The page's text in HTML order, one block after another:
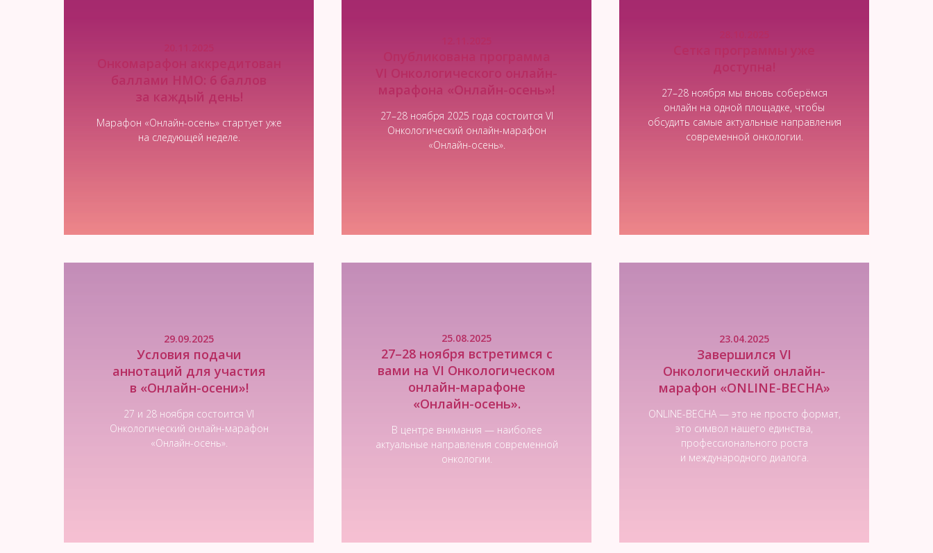
баллами НМО: 6 баллов
за каждый день!
Марафон «Онлайн-осень» стартует уже
на следующей неделе.
Читать новость
марафона «Онлайн-осень»!
27–28 ноября 2025 года состоится VI
Онкологический онлайн-марафон
«Онлайн-осень».
Читать новость
27–28 ноября мы вновь соберёмся
онлайн на одной площадке, чтобы
обсудить самые актуальные направления
современной онкологии.
29.09.2025
Условия подачи
аннотаций для участия
в «Онлайн-осени»!
27 и 28 ноября состоится VI
Онкологический онлайн-марафон
«Онлайн-осень».
25.08.2025
27–28 ноября встретимся с
вами на VI Онкологическом
онлайн-марафоне
«Онлайн-осень».
В центре внимания — наиболее
актуальные направления современной
онкологии.
Читать новость
23.04.2025
Завершился VI
Онкологический онлайн-
марафон «ONLINE-ВЕСНА»
ONLINE-ВЕСНА — это не просто формат,
это символ нашего единства,
профессионального роста
и международного диалога.
Читать новость